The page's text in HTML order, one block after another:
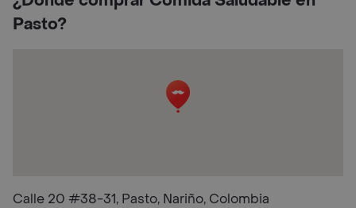
Pasto?
Calle 20 #38-31, Pasto, Nariño, Colombia